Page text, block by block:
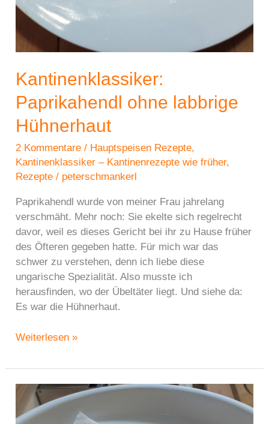
Kantinenklassiker:
Paprikahendl ohne labbrige
Hühnerhaut
2 Kommentare / Hauptspeisen Rezepte,
Kantinenklassiker – Kantinenrezepte wie früher,
Rezepte / peterschmankerl
Paprikahendl wurde von meiner Frau jahrelang
verschmäht. Mehr noch: Sie ekelte sich regelrecht
davor, weil es dieses Gericht bei ihr zu Hause früher
des Öfteren gegeben hatte. Für mich war das
schwer zu verstehen, denn ich liebe diese
ungarische Spezialität. Also musste ich
herausfinden, wo der Übeltäter liegt. Und siehe da:
Es war die Hühnerhaut.
Kantinenklassiker:
ohne
labbrige
Hühnerhaut
Weiterlesen »